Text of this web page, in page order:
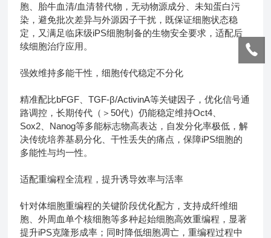
胞、胎牛血清/血清替代物，无动物源成分、未知蛋白污
染，避免批次差异与外源因子干扰，既保证细胞状态稳
定，又满足临床级iPS细胞制备的生物安全要求，适配后
续细胞治疗应用。
强效维持多能干性，细胞传代稳定不分化
精准配比bFGF、TGF-β/ActivinA等关键因子，优化信号通
路调控，长期传代（＞50代）仍能稳定维持Oct4、
Sox2、Nanog等多能标志物高表达，自发分化率极低，解
决传统培养基易分化、干性丢失的痛点，保障iPS细胞的
多能性与均一性。
适配重编程全流程，提升诱导效率与活率
针对体细胞重编程的关键阶段优化配方，支持成纤维细
胞、外周血单个核细胞等多种起始细胞高效重编程，显著
提升iPS克隆形成率；同时降低细胞凋亡，重编程过程中